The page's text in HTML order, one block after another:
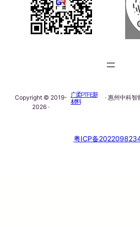
Copyright © 2019-
2026 ·
广柔PTFE新
材料
· 惠州中科
粤ICP备